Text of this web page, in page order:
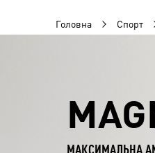
Головна Спорт
МАКСИМАЛЬНА